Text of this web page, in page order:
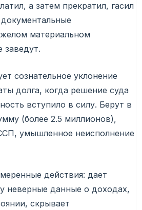
а затем прекратил, гасил
материальном
заведут.
сознательное уклонение
долга, когда решение суда
вступило в силу. Берут в
(более 2.5 миллионов),
умышленное неисполнение
действия: дает
неверные данные о доходах,
скрывает